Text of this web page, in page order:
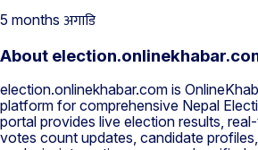
5 months अगाडि
About
election.onlinekhabar.com is
platform for comprehensive Nepal
portal provides live election results,
votes count updates, candidate